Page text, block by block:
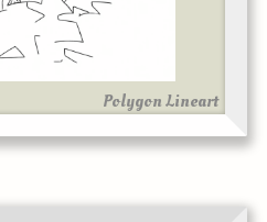
Polygon Lineart